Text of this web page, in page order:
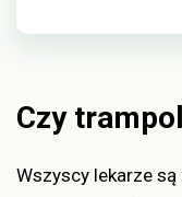
Czy
Wszyscy lekarze